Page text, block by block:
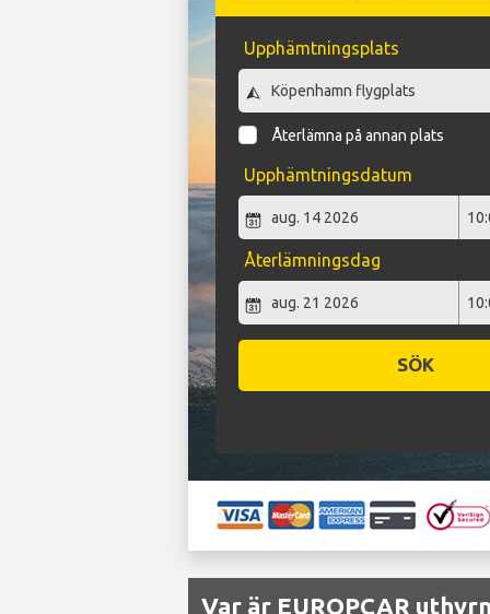
Upphämtningsplats
Återlämna på annan plats
Upphämtningsdatum
Återlämningsdag
SÖK
Var är EUROPCAR